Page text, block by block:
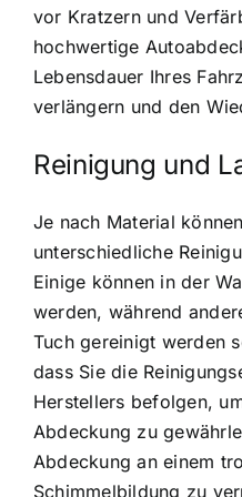
vor Kratzern und
hochwertige
Lebensdauer Ihres
verlängern und den
Reinigung und
Je nach Material
unterschiedliche
Einige können in der
werden, während
Tuch gereinigt werden
dass Sie die
Herstellers befolgen,
Abdeckung zu
Abdeckung an einem
Schimmelbildung zu